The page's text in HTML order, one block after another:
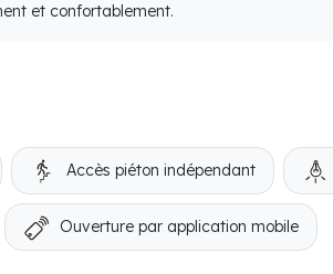
et confortablement.
Accès piéton indépendant
Ouverture par application mobile